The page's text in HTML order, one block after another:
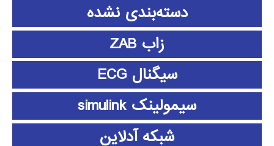
دسته‌بندی نشده
زاب ZAB
سیگنال ECG
سیمولینک simulink
شبکه آدلاین